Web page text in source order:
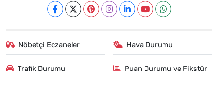
Nöbetçi Eczaneler Hava Durumu
Trafik Durumu Puan Durumu ve Fikstür